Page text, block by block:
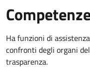
Ha funzioni di
confronti degli organi
trasparenza.